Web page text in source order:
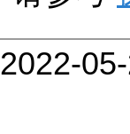
2022-